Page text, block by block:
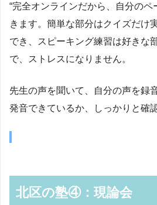
“完全オンラインだから、自分の
きます。簡単な部分はクイズだけ
でき、スピーキング練習は好きな
で、ストレスになりません。
先生の声を聞いて、自分の声を録
発音できているか、しっかりと確
北区の塾④：現論会